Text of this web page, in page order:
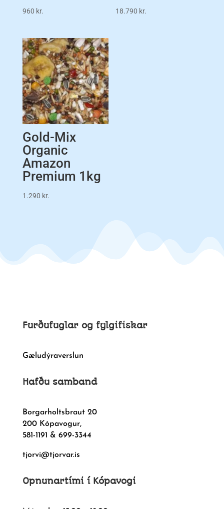
960 kr. 18.790 kr.
Gold-Mix
Organic
Amazon
Premium 1kg
1.290 kr.
Furðufuglar og fylgifiskar
Gæludýraverslun
Hafðu samband
Borgarholtsbraut 20
200 Kópavogur,
581-1191 & 699-3344
tjorvi@tjorvar.is
Opnunartími í Kópavogi